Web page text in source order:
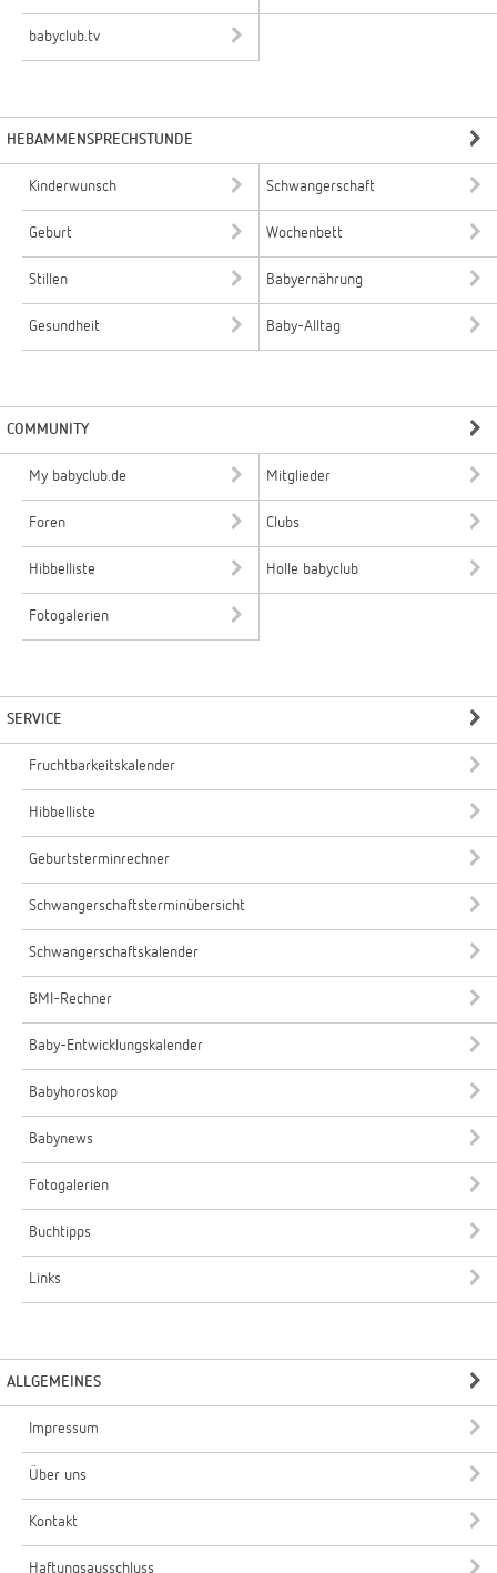
babyclub.tv
HEBAMMENSPRECHSTUNDE
Kinderwunsch Schwangerschaft
Geburt Wochenbett
Stillen Babyernährung
Gesundheit Baby-Alltag
COMMUNITY
My babyclub.de Mitglieder
Foren Clubs
Hibbelliste Holle babyclub
Fotogalerien
SERVICE
Fruchtbarkeitskalender
Hibbelliste
Geburtsterminrechner
Schwangerschaftsterminübersicht
Schwangerschaftskalender
BMI-Rechner
Baby-Entwicklungskalender
Babyhoroskop
Babynews
Fotogalerien
Buchtipps
Links
ALLGEMEINES
Impressum
Über uns
Kontakt
Haftungsausschluss